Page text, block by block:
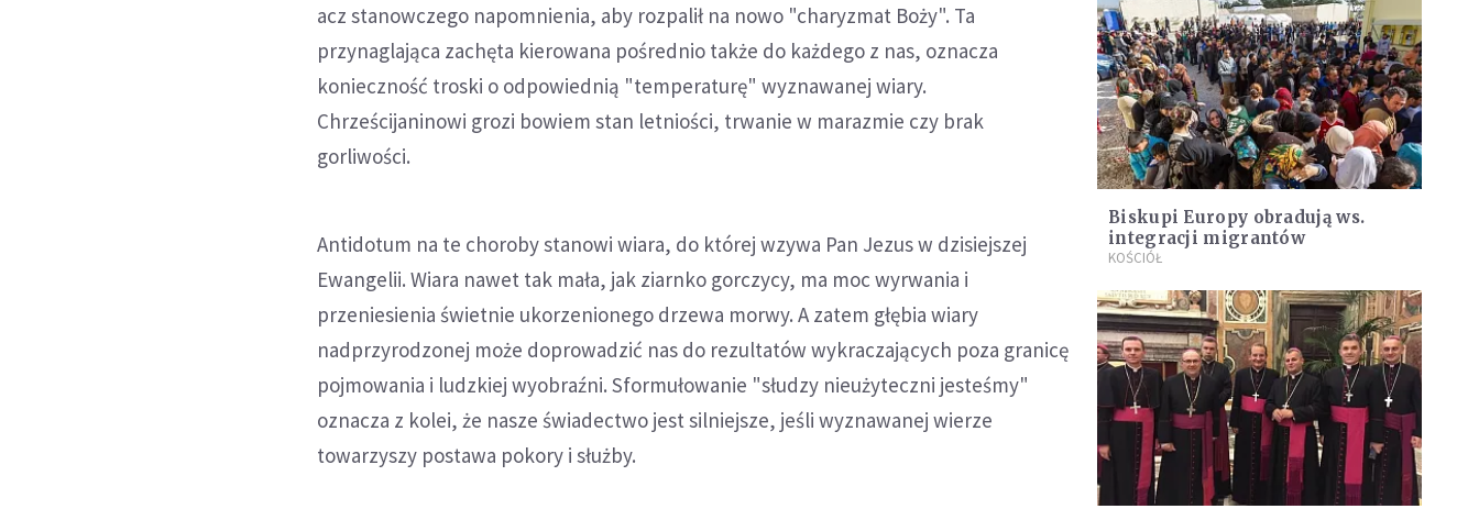
acz stanowczego napomnienia, aby rozpalił na nowo "charyzmat Boży". Ta
przynaglająca zachęta kierowana pośrednio także do każdego z nas, oznacza
konieczność troski o odpowiednią "temperaturę" wyznawanej wiary.
Chrześcijaninowi grozi bowiem stan letniości, trwanie w marazmie czy brak
gorliwości.
Antidotum na te choroby stanowi wiara, do której wzywa Pan Jezus w dzisiejszej
Ewangelii. Wiara nawet tak mała, jak ziarnko gorczycy, ma moc wyrwania i
przeniesienia świetnie ukorzenionego drzewa morwy. A zatem głębia wiary
nadprzyrodzonej może doprowadzić nas do rezultatów wykraczających poza granicę
pojmowania i ludzkiej wyobraźni. Sformułowanie "słudzy nieużyteczni jesteśmy"
oznacza z kolei, że nasze świadectwo jest silniejsze, jeśli wyznawanej wierze
towarzyszy postawa pokory i służby.
Biskupi Europy obradują ws.
integracji migrantów
KOŚCIÓŁ